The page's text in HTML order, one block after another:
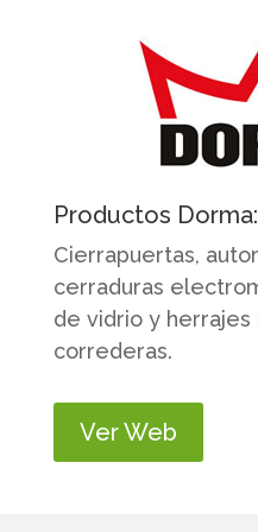
Productos Dorma:
Cierrapuertas,
cerraduras
de vidrio y herrajes
correderas.
Ver Web